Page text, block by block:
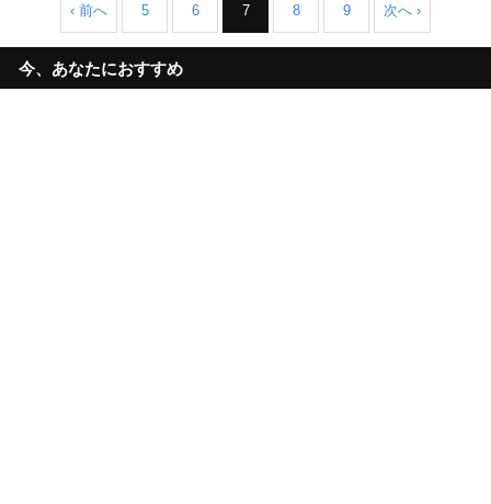
‹ 前へ 5 6 7 8 9 次へ ›
今、あなたにおすすめ